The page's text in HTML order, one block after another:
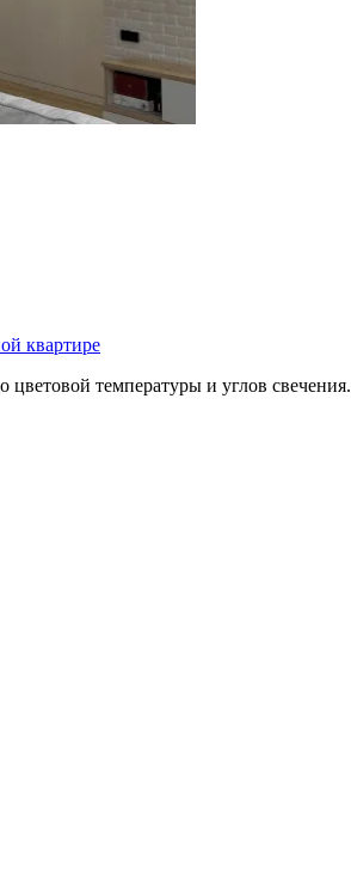
квартире
температуры и углов свечения.